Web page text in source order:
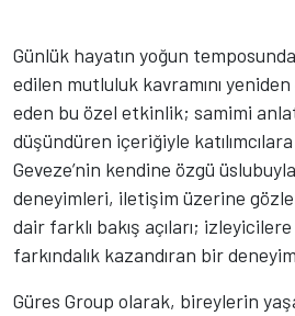
Günlük hayatın yoğun
edilen mutluluk kavramını
eden bu özel etkinlik; samimi
düşündüren içeriğiyle
Geveze’nin kendine özgü
deneyimleri, iletişim üzerine
dair farklı bakış açıları;
farkındalık kazandıran bir
Güres Group olarak, bireylerin